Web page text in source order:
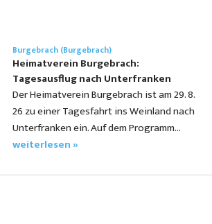
Burgebrach (Burgebrach)
Heimatverein Burgebrach:
Tagesausflug nach Unterfranken
Der Heimatverein Burgebrach ist am 29. 8.
26 zu einer Tagesfahrt ins Weinland nach
Unterfranken ein. Auf dem Programm…
weiterlesen »